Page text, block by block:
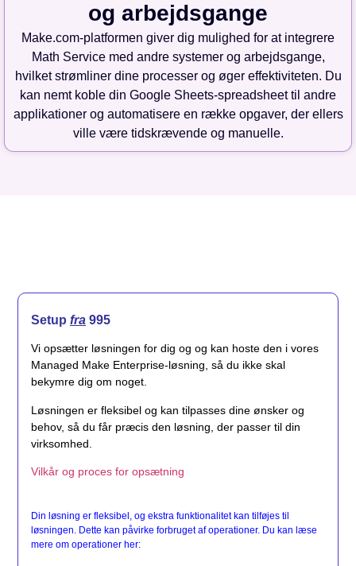
og arbejdsgange
Make.com-platformen giver dig mulighed for at integrere
Math Service med andre systemer og arbejdsgange,
hvilket strømliner dine processer og øger effektiviteten. Du
kan nemt koble din Google Sheets-spreadsheet til andre
applikationer og automatisere en række opgaver, der ellers
ville være tidskrævende og manuelle.
Setup fra 995
Vi opsætter løsningen for dig og og kan hoste den i vores
Managed Make Enterprise-løsning, så du ikke skal
bekymre dig om noget.
Løsningen er fleksibel og kan tilpasses dine ønsker og
behov, så du får præcis den løsning, der passer til din
virksomhed.
Vilkår og proces for opsætning
Din løsning er fleksibel, og ekstra funktionalitet kan tilføjes til
løsningen. Dette kan påvirke forbruget af operationer. Du kan læse
mere om operationer her: